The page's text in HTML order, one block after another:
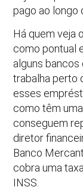
pago ao longo
Há quem veja
como pontual
alguns bancos
trabalha perto
esses
como têm
conseguem
diretor
Banco
cobra uma
INSS.